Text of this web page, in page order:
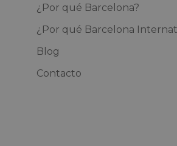
¿Por qué Barcelona?
¿Por qué Barcelona
Blog
Contacto